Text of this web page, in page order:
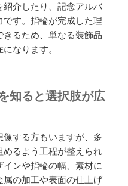
紹介したり、記念アルバ
です。指輪が完成した理
るため、単なる装飾品
なります。
知ると選択肢が広
する方もいますが、多
めるよう工程が整えられ
ンや指輪の幅、素材に
の加工や表面の仕上げ